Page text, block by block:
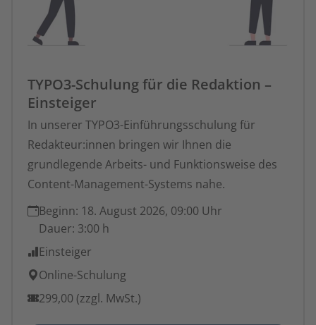
TYPO3-Schulung für die Redaktion –
Einsteiger
In unserer TYPO3-Einführungsschulung für
Redakteur:innen bringen wir Ihnen die
grundlegende Arbeits- und Funktionsweise des
Content-Management-Systems nahe.
Beginn: 18. August 2026, 09:00 Uhr
Dauer: 3:00 h
Einsteiger
Online-Schulung
299,00 (zzgl. MwSt.)